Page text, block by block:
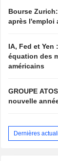
Bourse
après l'emploi
IA, Fed et Yen
équation des
américains
GROUPE ATOS :
nouvelle
Dernières